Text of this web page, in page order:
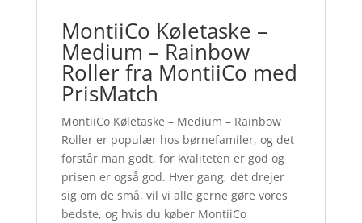
MontiiCo Køletaske –
Medium – Rainbow
Roller fra MontiiCo med
PrisMatch
MontiiCo Køletaske – Medium – Rainbow
Roller er populær hos børnefamiler, og det
forstår man godt, for kvaliteten er god og
prisen er også god. Hver gang, det drejer
sig om de små, vil vi alle gerne gøre vores
bedste, og hvis du køber MontiiCo